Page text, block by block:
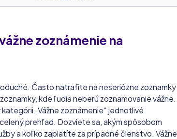
slobodných
zoznámenie na
Často natrafíte na neseriózne zoznamky
kde ľudia neberú zoznamovanie vážne.
„Vážne zoznámenie“ jednotlivé
prehľad. Dozviete sa, akým spôsobom
a koľko zaplatíte za prípadné členstvo. Vážne